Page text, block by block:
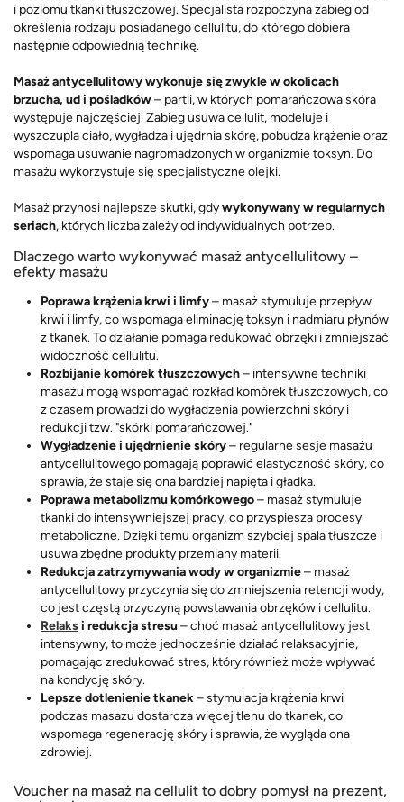
i poziomu tkanki tłuszczowej. Specjalista rozpoczyna zabieg od
określenia rodzaju posiadanego cellulitu, do którego dobiera
następnie odpowiednią technikę.
Masaż antycellulitowy wykonuje się zwykle w okolicach
brzucha, ud i pośladków– partii, w których pomarańczowa skóra
występuje najczęściej. Zabieg usuwa cellulit, modeluje i
wyszczupla ciało, wygładza i ujędrnia skórę, pobudza krążenie oraz
wspomaga usuwanie nagromadzonych w organizmie toksyn. Do
masażu wykorzystuje się specjalistyczne olejki.
Masaż przynosi najlepsze skutki, gdywykonywany w regularnych
seriach, których liczba zależy od indywidualnych potrzeb.
Dlaczego warto wykonywać masaż antycellulitowy –
efekty masażu
Poprawa krążenia krwi i limfy– masaż stymuluje przepływ
krwi i limfy, co wspomaga eliminację toksyn i nadmiaru płynów
z tkanek. To działanie pomaga redukować obrzęki i zmniejszać
widoczność cellulitu.
Rozbijanie komórek tłuszczowych– intensywne techniki
masażu mogą wspomagać rozkład komórek tłuszczowych, co
z czasem prowadzi do wygładzenia powierzchni skóry i
redukcji tzw. "skórki pomarańczowej."
Wygładzenie i ujędrnienie skóry– regularne sesje masażu
antycellulitowego pomagają poprawić elastyczność skóry, co
sprawia, że staje się ona bardziej napięta i gładka.
Poprawa metabolizmu komórkowego– masaż stymuluje
tkanki do intensywniejszej pracy, co przyspiesza procesy
metaboliczne. Dzięki temu organizm szybciej spala tłuszcze i
usuwa zbędne produkty przemiany materii.
Redukcja zatrzymywania wody w organizmie– masaż
antycellulitowy przyczynia się do zmniejszenia retencji wody,
co jest częstą przyczyną powstawania obrzęków i cellulitu.
Relaksi redukcja stresu– choć masaż antycellulitowy jest
intensywny, to może jednocześnie działać relaksacyjnie,
pomagając zredukować stres, który również może wpływać
na kondycję skóry.
Lepsze dotlenienie tkanek– stymulacja krążenia krwi
podczas masażu dostarcza więcej tlenu do tkanek, co
wspomaga regenerację skóry i sprawia, że wygląda ona
zdrowiej.
Voucher na masaż na cellulit to dobry pomysł na prezent,